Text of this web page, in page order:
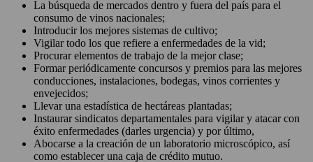
La búsqueda de mercados dentro y fuera del país para el
consumo de vinos nacionales;
Introducir los mejores sistemas de cultivo;
Vigilar todo los que refiere a enfermedades de la vid;
Procurar elementos de trabajo de la mejor clase;
Formar periódicamente concursos y premios para las mejores
conducciones, instalaciones, bodegas, vinos corrientes y
envejecidos;
Llevar una estadística de hectáreas plantadas;
Instaurar sindicatos departamentales para vigilar y atacar con
éxito enfermedades (darles urgencia) y por último,
Abocarse a la creación de un laboratorio microscópico, así
como establecer una caja de crédito mutuo.